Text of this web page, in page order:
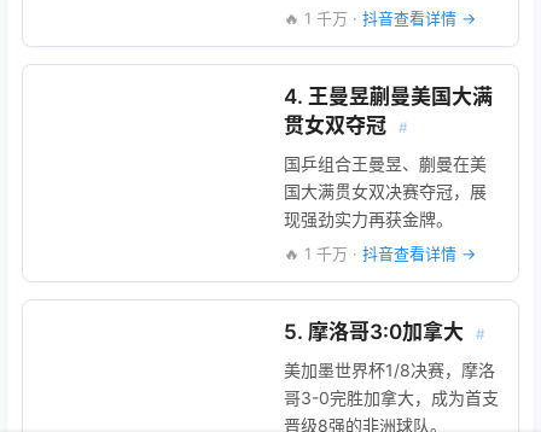
🔥 1 千万 · 抖音查看详情 →
4. 王曼昱蒯曼美国大满
贯女双夺冠
#
国乒组合王曼昱、蒯曼在美
国大满贯女双决赛夺冠，展
现强劲实力再获金牌。
🔥 1 千万 · 抖音查看详情 →
5. 摩洛哥3:0加拿大 #
美加墨世界杯1/8决赛，摩洛
哥3-0完胜加拿大，成为首支
晋级8强的非洲球队。